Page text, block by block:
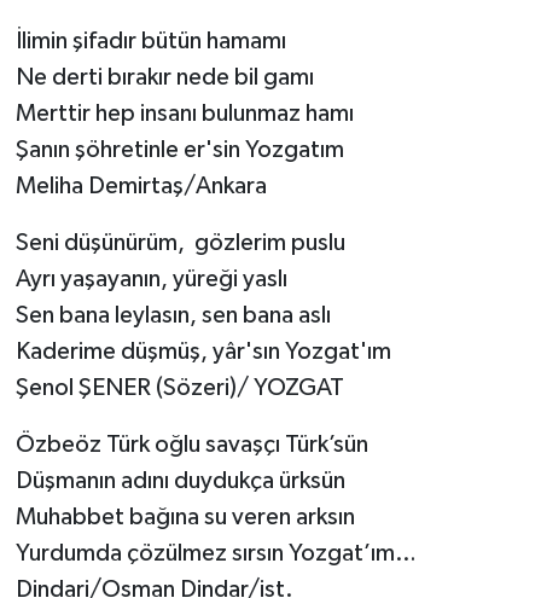
İlimin şifadır bütün hamamı
Ne derti bırakır nede bil gamı
Merttir hep insanı bulunmaz hamı
Şanın şöhretinle er'sin Yozgatım
Meliha Demirtaş/Ankara
Seni düşünürüm, gözlerim puslu
Ayrı yaşayanın, yüreği yaslı
Sen bana leylasın, sen bana aslı
Kaderime düşmüş, yâr'sın Yozgat'ım
Şenol ŞENER (Sözeri)/ YOZGAT
Özbeöz Türk oğlu savaşçı Türk’sün
Düşmanın adını duydukça ürksün
Muhabbet bağına su veren arksın
Yurdumda çözülmez sırsın Yozgat’ım…
Dindari/Osman Dindar/ist.